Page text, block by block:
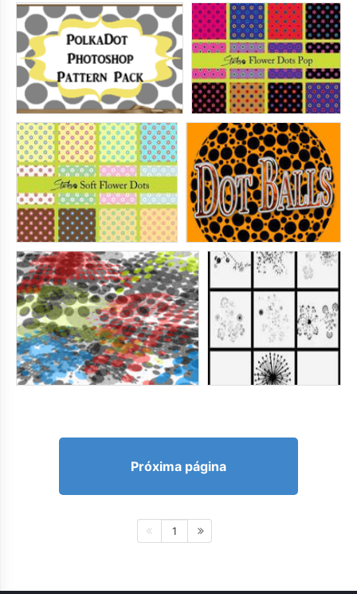
Próxima página
1